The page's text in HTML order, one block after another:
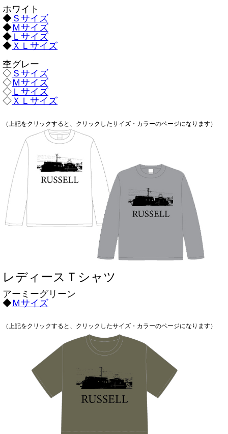
ホワイト
◆ Ｓサイズ
◆Ｍサイズ
◆ Ｌサイズ
◆ ＸＬサイズ
杢グレー
◇ Ｓサイズ
◇Ｍサイズ
◇ Ｌサイズ
◇ ＸＬサイズ
（上記をクリックすると、クリックしたサイズ・カラーのページになります）
レディースＴシャツ
アーミーグリーン
◆Ｍサイズ
（上記をクリックすると、クリックしたサイズ・カラーのページになります）